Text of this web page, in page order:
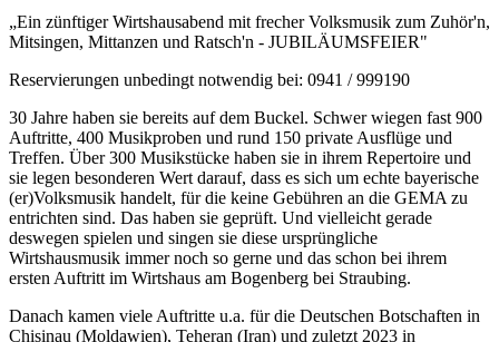
„Ein zünftiger Wirtshausabend mit frecher Volksmusik zum Zuhör'n,
Mitsingen, Mittanzen und Ratsch'n - JUBILÄUMSFEIER"
Reservierungen unbedingt notwendig bei: 0941 / 999190
30 Jahre haben sie bereits auf dem Buckel. Schwer wiegen fast 900
Auftritte, 400 Musikproben und rund 150 private Ausflüge und
Treffen. Über 300 Musikstücke haben sie in ihrem Repertoire und
sie legen besonderen Wert darauf, dass es sich um echte bayerische
(er)Volksmusik handelt, für die keine Gebühren an die GEMA zu
entrichten sind. Das haben sie geprüft. Und vielleicht gerade
deswegen spielen und singen sie diese ursprüngliche
Wirtshausmusik immer noch so gerne und das schon bei ihrem
ersten Auftritt im Wirtshaus am Bogenberg bei Straubing.
Danach kamen viele Auftritte u.a. für die Deutschen Botschaften in
Chisinau (Moldawien), Teheran (Iran) und zuletzt 2023 in